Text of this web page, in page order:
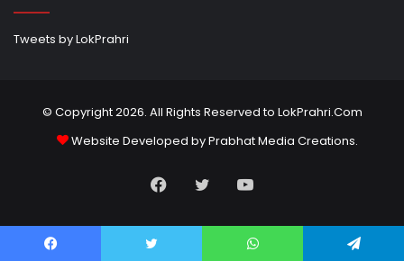
Tweets by LokPrahri
© Copyright 2026. All Rights Reserved to LokPrahri.Com
Website Developed byPrabhat Media Creations.
Facebook
TwitterYouTube